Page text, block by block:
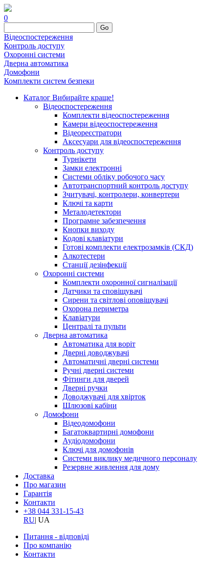
0
Go
Відеоспостереження
Контроль доступу
Охоронні системи
Дверна автоматика
Домофони
Комплекти систем безпеки
Каталог Вибирайте краще!
Відеоспостереження
Комплекти відеоспостереження
Камери відеоспостереження
Відеореєстратори
Аксесуари для відеоспостереження
Контроль доступу
Турнікети
Замки електронні
Системи обліку робочого часу
Автотранспортний контроль доступу
Зчитувачі, контролери, конвертери
Ключі та карти
Металодетектори
Програмне забезпечення
Кнопки виходу
Кодові клавіатури
Готові комплекти електрозамків (СКД)
Алкотестери
Станції дезінфекції
Охоронні системи
Комплекти охоронної сигналізації
Датчики та сповіщувачі
Сирени та світлові оповіщувачі
Охорона периметра
Клавіатури
Централі та пульти
Дверна автоматика
Автоматика для воріт
Дверні доводжувачі
Автоматичні дверні системи
Ручні дверні системи
Фітинги для дверей
Дверні ручки
Доводжувачі для хвірток
Шлюзові кабіни
Домофони
Відеодомофони
Багатоквартирні домофони
Аудіодомофони
Ключі для домофонів
Системи виклику медичного персоналу
Резервне живлення для дому
Доставка
Про магазин
Гарантія
Контакти
+38 044 331-15-43
RU| UA
Питання - відповіді
Про компанію
Контакти